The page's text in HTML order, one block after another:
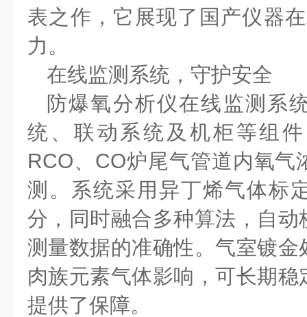
表之作，它展现了国产仪器
力。
在线监测系统，守护安全
防爆氧分析仪在线监测系
统、联动系统及机柜等组
RCO、 CO炉尾气管道内氧气
测。系统采用异丁烯气体标
分，同时融合多种算法，自
测量数据的准确性。气室镀
肉族元素气体影响，可长期
提供了保障。